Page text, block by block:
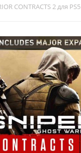
CONTRACTS 2 для